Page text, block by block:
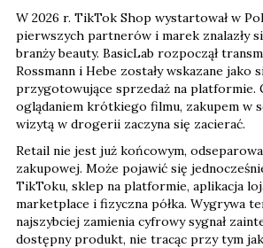
W 2026 r. TikTok Shop wystartował w
pierwszych partnerów i marek znalazły
branży beauty. BasicLab rozpoczął
Rossmann i Hebe zostały wskazane jako
przygotowujące sprzedaż na platformie.
oglądaniem krótkiego filmu, zakupem w
wizytą w drogerii zaczyna się zacierać.
Retail nie jest już końcowym,
zakupowej. Może pojawić się
TikToku, sklep na platformie, aplikacja
marketplace i fizyczna półka. Wygrywa
najszybciej zamienia cyfrowy sygnał
dostępny produkt, nie tracąc przy tym